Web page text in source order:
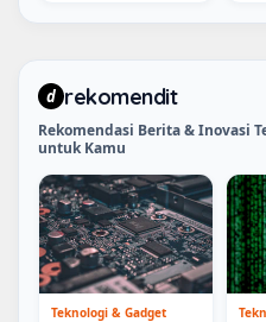
d rekomendit
Rekomendasi Berita & Inovasi
untuk Kamu
Teknologi & Gadget